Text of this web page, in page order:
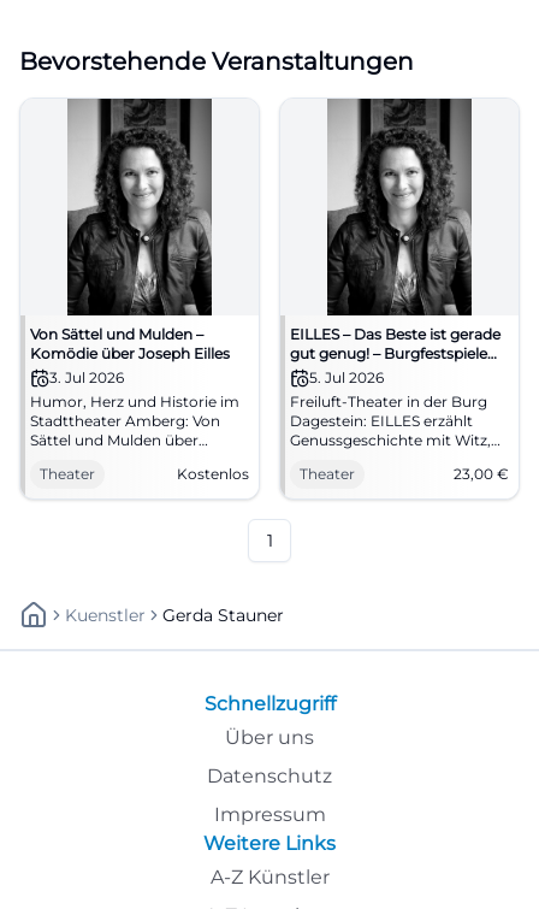
Bevorstehende Veranstaltungen
Von Sättel und Mulden –
Komödie über Joseph Eilles
3. Jul 2026
Humor, Herz und Historie im
Stadttheater Amberg: Von
Sättel und Mulden über
20:00 Uhr, Eintritt frei. Erleben
Sie Genusskultur live – jetzt
Theater Kostenlos
EILLES – Das Beste ist gerade
gut genug! – Burgfestspiele
Vilseck
5. Jul 2026
Freiluft-Theater in der Burg
Dagestein: EILLES erzählt
Genussgeschichte mit Witz,
Schauspielkunst. 05.07.2026,
20 Uhr, VVK 23 €. Emotion
#BurgfestspieleVilseck
Theater 23,00 €
1
Kuenstler Gerda Stauner
Schnellzugriff
Über uns
Datenschutz
Impressum
Weitere Links
A-Z Künstler